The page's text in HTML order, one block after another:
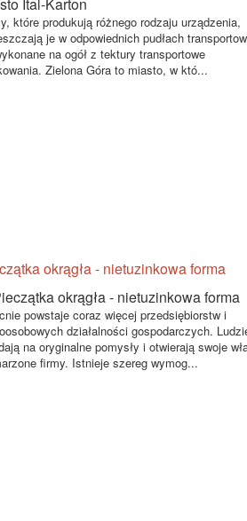
które produkują różnego rodzaju urządzenia,
je w odpowiednich pudłach
na ogół z tektury transportowe
Zielona Góra to miasto, w któ...
okrągła - nietuzinkowa forma
powstaje coraz więcej przedsiębiorstw i
działalności gospodarczych.
na oryginalne pomysły i otwierają swoje
firmy. Istnieje szereg wymog...